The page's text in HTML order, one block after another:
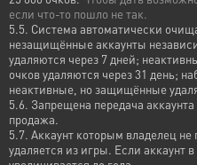
если что-то пошло не так.
5.5. Система автоматически
незащищённые аккаунты
удаляются через 7 дней;
очков удаляются через 31 день;
неактивные, но защищённые
5.6. Запрещена передача
продажа.
5.7. Аккаунт которым владелец
удаляется из игры. Если аккаунт